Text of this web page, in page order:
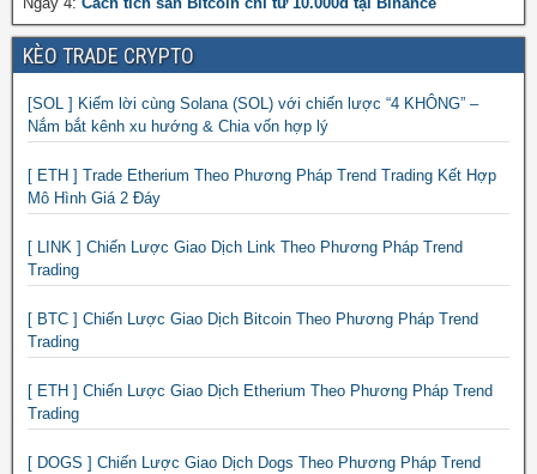
KÈO TRADE CRYPTO
[SOL ] Kiếm lời cùng Solana (SOL) với chiến lược “4 KHÔNG” –
Nắm bắt kênh xu hướng & Chia vốn hợp lý
[ ETH ] Trade Etherium Theo Phương Pháp Trend Trading Kết Hợp
Mô Hình Giá 2 Đáy
[ LINK ] Chiến Lược Giao Dịch Link Theo Phương Pháp Trend
Trading
[ BTC ] Chiến Lược Giao Dịch Bitcoin Theo Phương Pháp Trend
Trading
[ ETH ] Chiến Lược Giao Dịch Etherium Theo Phương Pháp Trend
Trading
[ DOGS ] Chiến Lược Giao Dịch Dogs Theo Phương Pháp Trend